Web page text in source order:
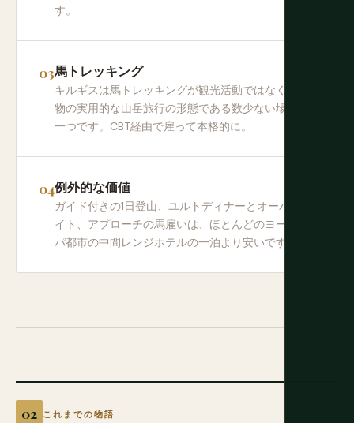
す。
馬トレッキング
キルギスは馬トレッキングが観光活動ではなく、本
物の実用的な山岳旅行の形態である数少ない場所の
一つです。CBT経由で雇って本格的に。
例外的な価値
ガイド付きの1日登山、ユルトディナーとオーバーナ
イト、アプローチの馬雇いは、ほとんどのヨーロッ
パ都市の中間レンジホテルの一泊より安いです。
これまでの物語